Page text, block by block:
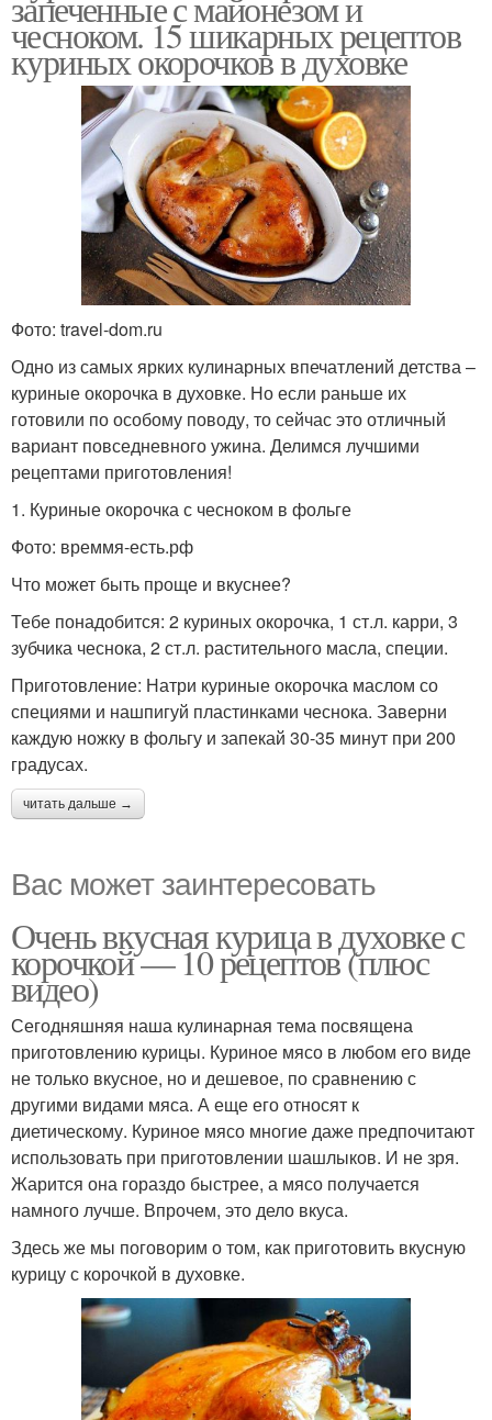
чесноком. 15 шикарных рецептов
куриных окорочков в духовке
Фото: travel-dom.ru
Одно из самых ярких кулинарных впечатлений детства –
куриные окорочка в духовке. Но если раньше их
готовили по особому поводу, то сейчас это отличный
вариант повседневного ужина. Делимся лучшими
рецептами приготовления!
1. Куриные окорочка с чесноком в фольге
Фото: времмя-есть.рф
Что может быть проще и вкуснее?
Тебе понадобится: 2 куриных окорочка, 1 ст.л. карри, 3
зубчика чеснока, 2 ст.л. растительного масла, специи.
Приготовление: Натри куриные окорочка маслом со
специями и нашпигуй пластинками чеснока. Заверни
каждую ножку в фольгу и запекай 30-35 минут при 200
градусах.
читать дальше →
Вас может заинтересовать
Очень вкусная курица в духовке с
корочкой — 10 рецептов (плюс
видео)
Сегодняшняя наша кулинарная тема посвящена
приготовлению курицы. Куриное мясо в любом его виде
не только вкусное, но и дешевое, по сравнению с
другими видами мяса. А еще его относят к
диетическому. Куриное мясо многие даже предпочитают
использовать при приготовлении шашлыков. И не зря.
Жарится она гораздо быстрее, а мясо получается
намного лучше. Впрочем, это дело вкуса.
Здесь же мы поговорим о том, как приготовить вкусную
курицу с корочкой в духовке.